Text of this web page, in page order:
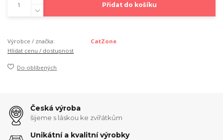
Přidat do košíku
Výrobce / značka:
CatZone
Hlídat cenu / dostupnost
Do oblíbených
Česká výroba
šijeme s láskou ke zvířátkům
Unikátní a kvalitní výrobky